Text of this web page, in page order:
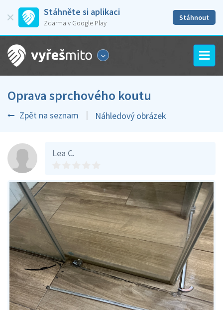
Stáhněte si aplikaci
Zdarma v Google Play
Stáhnout
Oprava sprchového koutu
Zpět na seznam Náhledový obrázek
Lea C.